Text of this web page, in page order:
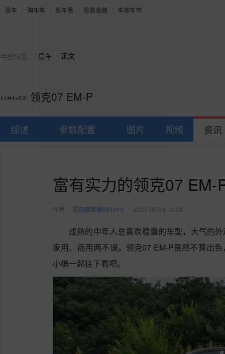
易车 淘车车 易车惠 易鑫金融 本地车市
当前位置： 易车 正文
领克07 EM-P
综述 参数配置 图片 视频 资讯
富有实力的领克07 EM-
作者： 花白桃数据091013 2026-05-04 14:28
成熟的中年人总喜欢稳重的车型，大气的
家用、商用两不误。领克07 EM-P虽然不算出
小编一起往下看吧。